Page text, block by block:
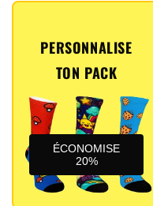
PERSONNALISE
TON PACK
ÉCONOMISE
20%